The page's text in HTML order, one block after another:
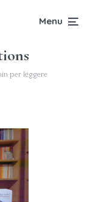
Menu
per leggere